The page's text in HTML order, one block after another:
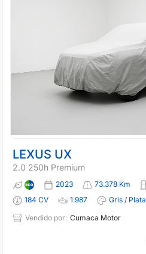
LEXUS UX
2.0 250h Premium
2023 73.378 Km
184 CV
1.987
Gris / Plata
Vendido por: Cumaca Motor